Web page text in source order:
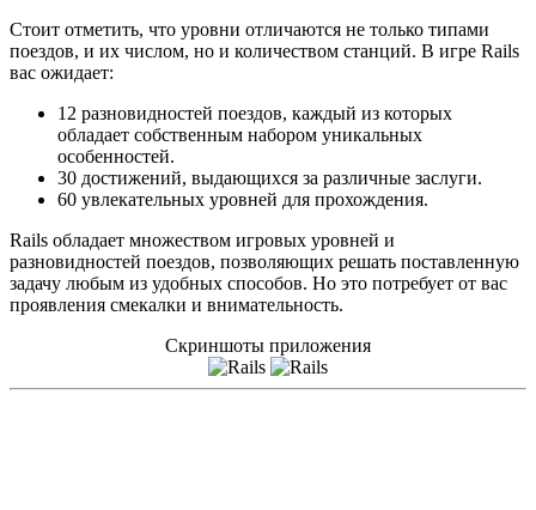
Стоит отметить, что уровни отличаются не только типами
поездов, и их числом, но и количеством станций. В игре Rails
вас ожидает:
12 разновидностей поездов, каждый из которых
обладает собственным набором уникальных
особенностей.
30 достижений, выдающихся за различные заслуги.
60 увлекательных уровней для прохождения.
Rails обладает множеством игровых уровней и
разновидностей поездов, позволяющих решать поставленную
задачу любым из удобных способов. Но это потребует от вас
проявления смекалки и внимательность.
Скриншоты приложения